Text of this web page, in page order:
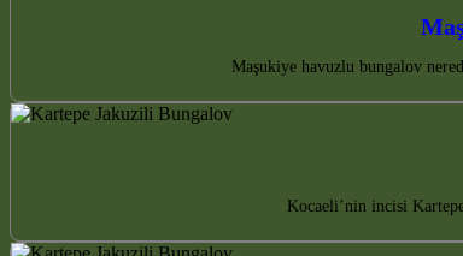
Maşukiye havuzlu bungalov
Kocaeli’nin incisi